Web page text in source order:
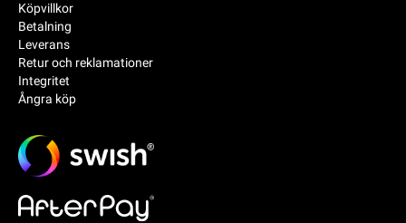
Köpvillkor
Betalning
Leverans
Retur och reklamationer
Integritet
Ångra köp